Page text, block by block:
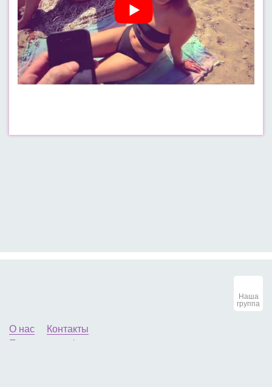
Наша
группа
О нас
Контакты
Политика конфиденциальности